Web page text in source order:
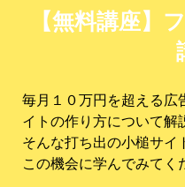
【無料講座】
毎月１０万円を超える広
イトの作り方について解
そんな打ち出の小槌サイ
この機会に学んでみてく